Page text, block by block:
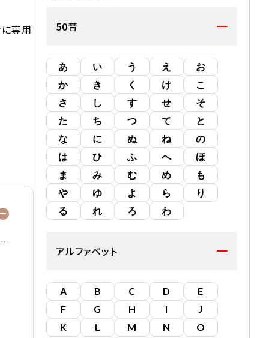
50音
あ い う え
お
か
き く け
こ
さ
し す せ
そ
た
ち つ て
と
な
に ぬ ね
の
は
ひ ふ へ
ほ
ま
み む め
も
や
ゆ よ ら
り
る
れ ろ わ
アルファベット
A B C D
E
F
G H I
J
K
L M N
O
専用